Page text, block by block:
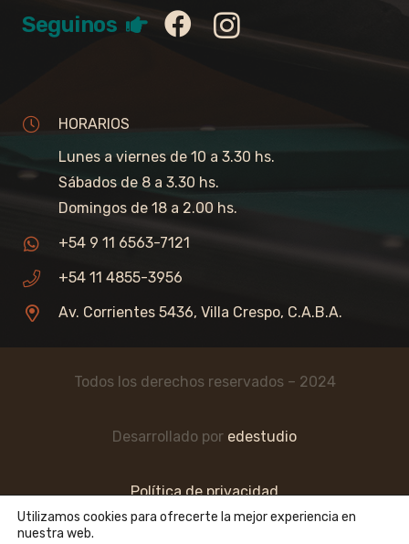
Seguinos
HORARIOS
Lunes a viernes de 10 a 3.30 hs.
Sábados de 8 a 3.30 hs.
Domingos de 18 a 2.00 hs.
+54 9 11 6563-7121
+54 11 4855-3956
Av. Corrientes 5436, Villa Crespo, C.A.B.A.
Todos los derechos reservados – 2024
Desarrollado por edestudio
Política de privacidad
Utilizamos cookies para ofrecerte la mejor experiencia en
nuestra web.